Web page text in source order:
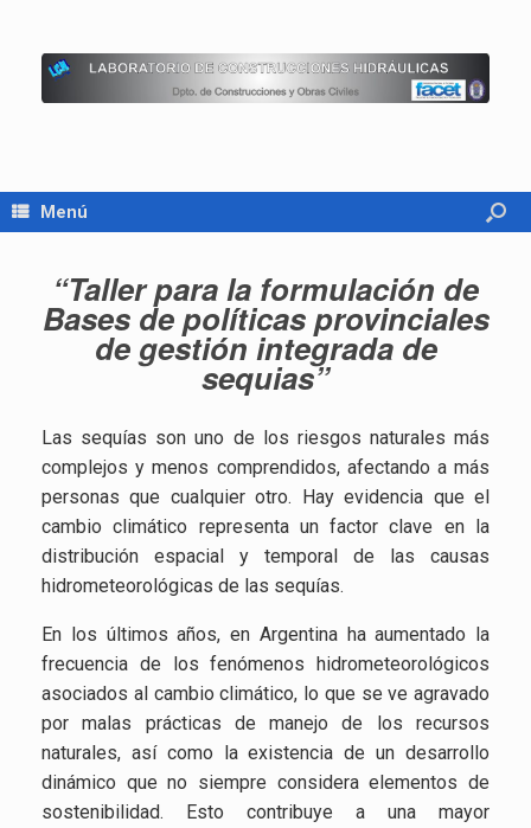
Menú
“Taller para la formulación de
Bases de políticas provinciales
de gestión integrada de
sequias”
Las sequías son uno de los riesgos naturales más
complejos y menos comprendidos, afectando a más
personas que cualquier otro. Hay evidencia que el
cambio climático representa un factor clave en la
distribución espacial y temporal de las causas
hidrometeorológicas de las sequías.
En los últimos años, en Argentina ha aumentado la
frecuencia de los fenómenos hidrometeorológicos
asociados al cambio climático, lo que se ve agravado
por malas prácticas de manejo de los recursos
naturales, así como la existencia de un desarrollo
dinámico que no siempre considera elementos de
sostenibilidad. Esto contribuye a una mayor